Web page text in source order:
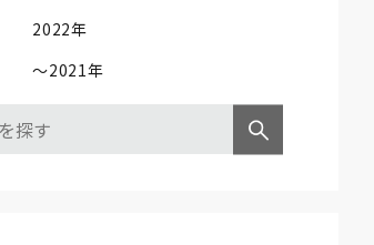
2022年
～2021年